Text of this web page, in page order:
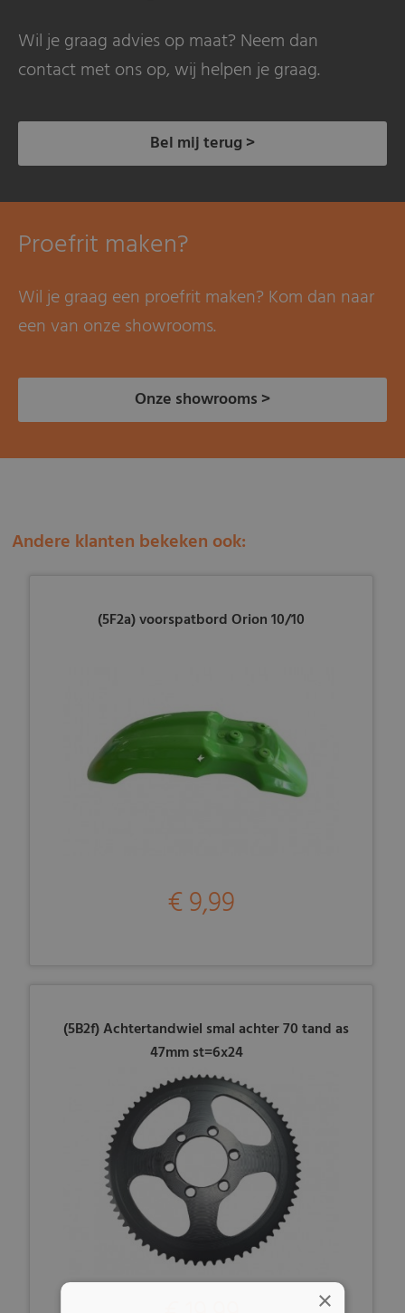
Wil je graag advies op maat? Neem dan
contact met ons op, wij helpen je graag.
Bel mij terug >
Proefrit maken?
Wil je graag een proefrit maken? Kom dan naar
een van onze showrooms.
Onze showrooms >
Andere klanten bekeken ook:
(5F2a) voorspatbord Orion 10/10
€ 9,99
(5B2f) Achtertandwiel smal achter 70 tand as
47mm st=6x24
×